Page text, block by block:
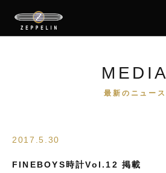
MEDIA
最新のニュース
2017.5.30
FINEBOYS時計Vol.12 掲載